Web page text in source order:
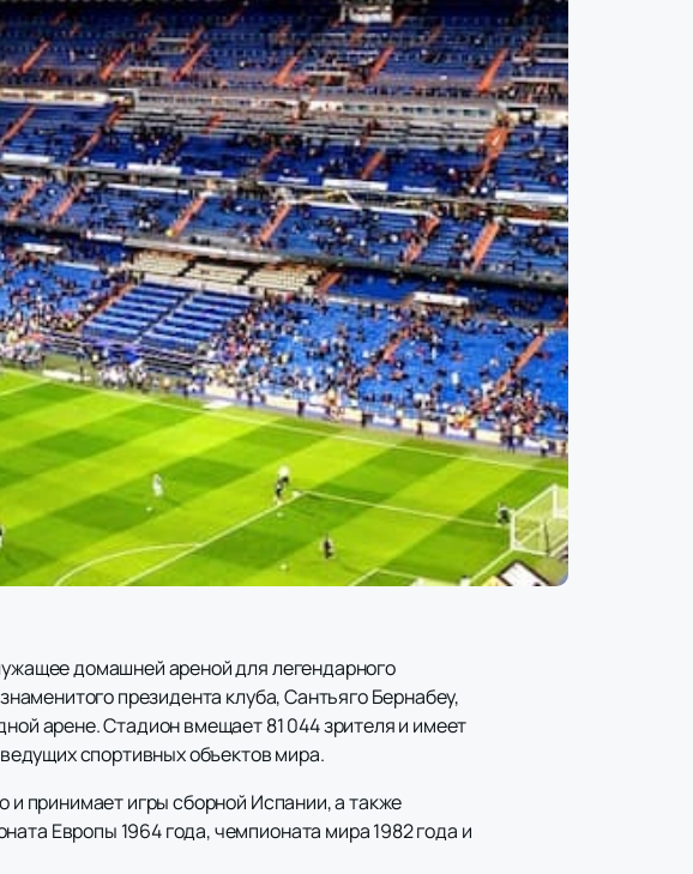
домашней ареной для легендарного
президента клуба, Сантьяго Бернабеу,
арене. Стадион вмещает 81 044 зрителя и имеет
спортивных объектов мира.
принимает игры сборной Испании, а также
Европы 1964 года, чемпионата мира 1982 года и